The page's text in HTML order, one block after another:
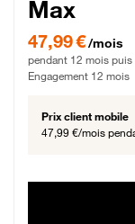
Max
47,99 € par mois
47,99 €/mois
pendant 12 mois puis
Engagement 12 mois
Prix client mobile
47,99 €/mois